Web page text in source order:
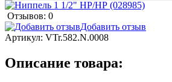
Отзывов: 0
Добавить отзыв
Артикул: VTr.582.N.0008
Описание товара: